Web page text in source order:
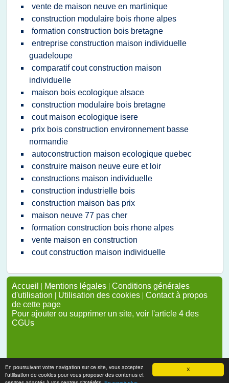
X
En poursuivant votre navigation sur ce site, vous acceptez
l'utilisation de cookies pour vous proposer des contenus et
vente de maison neuve en martinique
construction modulaire bois rhone alpes
formation construction bois bretagne
entreprise construction maison individuelle
guadeloupe
comparatif cout construction maison
individuelle
maison bois ecologique alsace
construction modulaire bois bretagne
cout maison ecologique isere
prix bois construction environnement basse
normandie
autoconstruction maison ecologique quebec
construire maison neuve eure et loir
constructions maison individuelle
construction industrielle bois
construction maison bas prix
maison neuve 77 pas cher
formation construction bois rhone alpes
vente maison en construction
cout construction maison individuelle
Accueil | Mentions légales | Conditions générales
d'utilisation | Utilisation des cookies | Contact à propos
de cette page
Pour ajouter ou supprimer un site, voir l'article 4 des
CGUs